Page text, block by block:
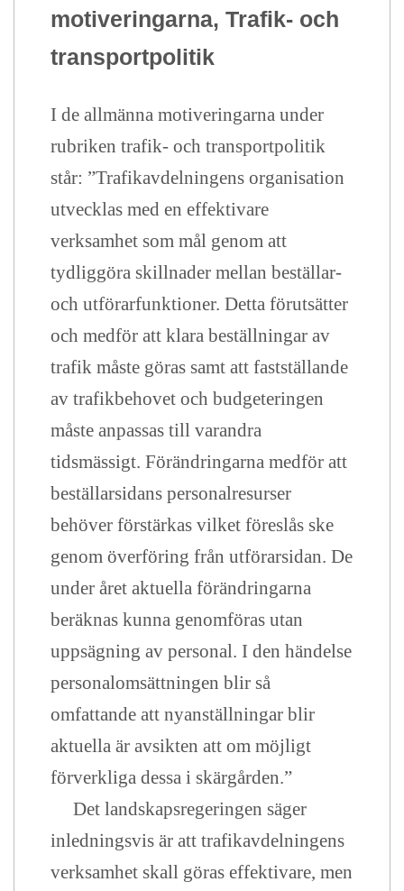
motiveringarna, Trafik- och
transportpolitik
I de allmänna motiveringarna under
rubriken trafik- och transportpolitik
står: ”Trafikavdelningens organisation
utvecklas med en effektivare
verksamhet som mål genom att
tydliggöra skillnader mellan beställar-
och utförarfunktioner. Detta förutsätter
och medför att klara beställningar av
trafik måste göras samt att fastställande
av trafikbehovet och budgeteringen
måste anpassas till varandra
tidsmässigt. Förändringarna medför att
beställarsidans personalresurser
behöver förstärkas vilket föreslås ske
genom överföring från utförarsidan. De
under året aktuella förändringarna
beräknas kunna genomföras utan
uppsägning av personal. I den händelse
personalomsättningen blir så
omfattande att nyanställningar blir
aktuella är avsikten att om möjligt
förverkliga dessa i skärgården.”
Det landskapsregeringen säger
inledningsvis är att trafikavdelningens
verksamhet skall göras effektivare, men